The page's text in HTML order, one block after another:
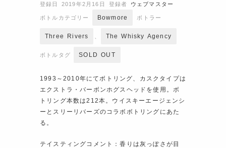
登録日 2019年2月16日 登録者 ウェブマスター
ボトルカテゴリー Bowmore ボトラー
Three Rivers The Whisky Agency
ボトルタグ SOLD OUT
1993～2010年にてボトリング、カスクタイプは
エクストラ・バーボンホグスヘッドを使用。ボ
トリング本数は212本。ウイスキーエージェンシ
ーとスリーリバーズのコラボボトリングにあた
る。
テイスティングコメント：香りは灰っぽさが目